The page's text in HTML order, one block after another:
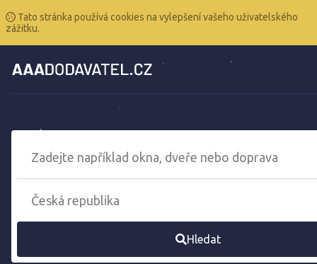
Tato stránka používá cookies na vylepšení vašeho uživatelského
zážitku.
Hledat